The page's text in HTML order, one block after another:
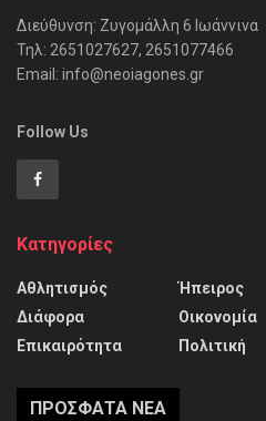
Διεύθυνση: Ζυγομάλλη 6 Ιωάννινα
Τηλ: 2651027627, 2651077466
Email: info@neoiagones.gr
Follow Us
Κατηγορίες
Αθλητισμός
Διάφορα
Επικαιρότητα
Ήπειρος
Οικονομία
Πολιτική
ΠΡΌΣΦΑΤΑ ΝΈΑ